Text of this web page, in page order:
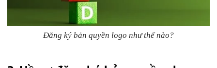
Đăng ký bản quyền logo như thế nào?